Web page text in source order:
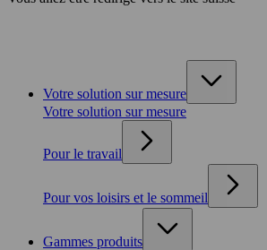
Votre solution sur mesure
Votre solution sur mesure
Pour le travail
Pour vos loisirs et le sommeil
Gammes produits